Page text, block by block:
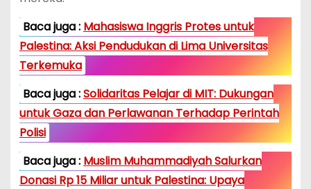
Baca juga : Mahasiswa Inggris Protes untuk
Palestina: Aksi Pendudukan di Lima Universitas
Terkemuka
Baca juga :Solidaritas Pelajar di MIT: Dukungan
untuk Gaza dan Perlawanan Terhadap Perintah
Polisi
Baca juga : Muslim Muhammadiyah Salurkan
Donasi Rp 15 Miliar untuk Palestina: Upaya